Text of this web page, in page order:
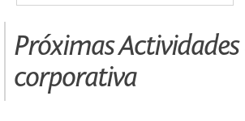
Próximas
corporativa